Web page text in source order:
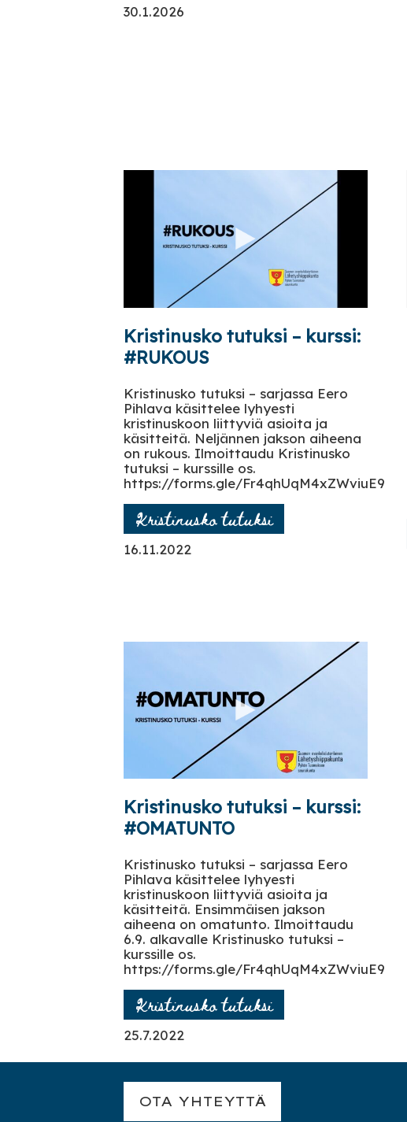
30.1.2026
Kristinusko tutuksi – kurssi:
#RUKOUS
Kristinusko tutuksi – sarjassa Eero
Pihlava käsittelee lyhyesti
kristinuskoon liittyviä asioita ja
käsitteitä. Neljännen jakson aiheena
on rukous. Ilmoittaudu Kristinusko
tutuksi – kurssille os.
https://forms.gle/Fr4qhUqM4xZWviuE9
Kristinusko tutuksi
16.11.2022
Kristinusko tutuksi – kurssi:
#OMATUNTO
Kristinusko tutuksi – sarjassa Eero
Pihlava käsittelee lyhyesti
kristinuskoon liittyviä asioita ja
käsitteitä. Ensimmäisen jakson
aiheena on omatunto. Ilmoittaudu
6.9. alkavalle Kristinusko tutuksi –
kurssille os.
https://forms.gle/Fr4qhUqM4xZWviuE9
Kristinusko tutuksi
25.7.2022
OTA YHTEYTTÄ